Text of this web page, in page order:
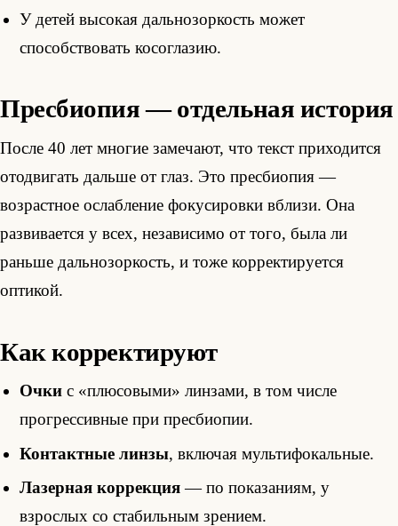
У детей высокая дальнозоркость может
способствовать косоглазию.
Пресбиопия — отдельная история
После 40 лет многие замечают, что текст приходится
отодвигать дальше от глаз. Это пресбиопия —
возрастное ослабление фокусировки вблизи. Она
развивается у всех, независимо от того, была ли
раньше дальнозоркость, и тоже корректируется
оптикой.
Как корректируют
Очки с «плюсовыми» линзами, в том числе
прогрессивные при пресбиопии.
Контактные линзы, включая мультифокальные.
Лазерная коррекция— по показаниям, у
взрослых со стабильным зрением.